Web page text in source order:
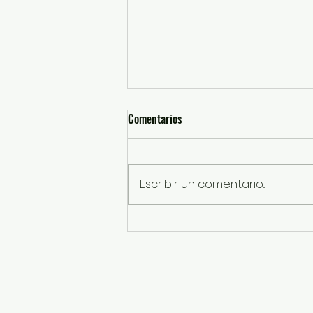
GEM y Fundación Simiplaneta
Comentarios
Escribir un comentario...